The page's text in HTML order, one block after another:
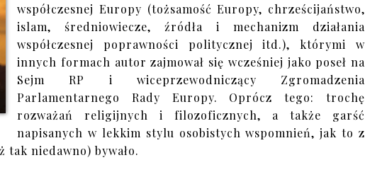
współczesnej Europy (tożsamość Europy, chrześcijaństwo,
islam, średniowiecze, źródła i mechanizm działania
współczesnej poprawności politycznej itd.), którymi w
innych formach autor zajmował się wcześniej jako poseł na
Sejm RP i wiceprzewodniczący Zgromadzenia
Parlamentarnego Rady Europy. Oprócz tego: trochę
rozważań religijnych i filozoficznych, a także garść
napisanych w lekkim stylu osobistych wspomnień, jak to z
tak niedawno) bywało.